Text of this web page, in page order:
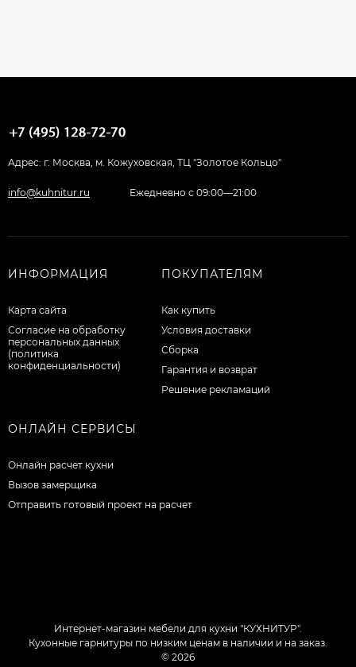
Адрес: г. Москва, м. Кожуховская, ТЦ "Золотое Кольцо"
info@kuhnitur.ru Ежедневно с 09:00—21:00
ИНФОРМАЦИЯ
Карта сайта
Согласие на обработку
персональных данных
(политика
конфиденциальности)
ПОКУПАТЕЛЯМ
Как купить
Условия доставки
Сборка
Гарантия и возврат
Решение рекламаций
ОНЛАЙН СЕРВИСЫ
Онлайн расчет кухни
Вызов замерщика
Отправить готовый проект на расчет
Интернет-магазин мебели для кухни "КУХНИТУР".
Кухонные гарнитуры по низким ценам в наличии и на заказ.
© 2026